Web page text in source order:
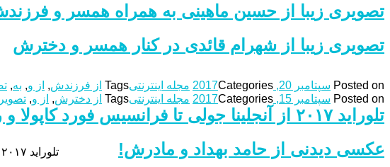
تصویری زیبا از حسین ماهینی به همراه همسر و
Posted on سپتامبر 20, 2017 Categories مجله اینترنتیTags از فرزندش, از و, به,
تصویری زیبا از شهرام قائدی در کنار همسر و دخترش
Posted on سپتامبر 15, 2017 Categories مجله اینترنتیTags از دخترش, از و,
تلوراید ۲۰۱۷ از آنجلینا جولی تا فرانسیس فورد کاپولا و رسول‌اف
تلوراید ۲۰۱۷ از آنجلینا جولی تا فرانسیس فورد کاپولا و رسول‌اف تلوراید ۲۰۱۷ از آنجلینا جولی تا فرانسیس فورد کاپولا و رسول‌اف
عکسی دیدنی از حامد بهداد و مادرش!